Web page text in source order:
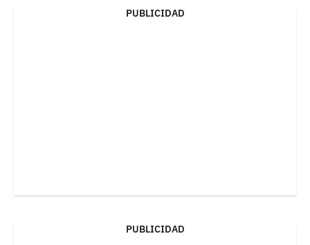
PUBLICIDAD
PUBLICIDAD